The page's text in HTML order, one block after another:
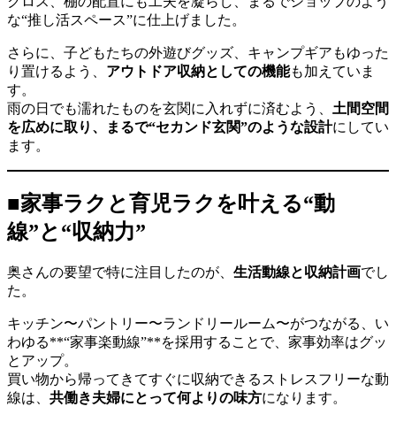
な“推し活スペース”に仕上げました。
さらに、子どもたちの外遊びグッズ、キャンプギアもゆった
り置けるよう、 アウトドア収納としての機能も加えていま
す。
雨の日でも濡れたものを玄関に入れずに済むよう、 土間空間
を広めに取り、まるで“セカンド玄関”のような設計にしてい
ます。
■家事ラクと育児ラクを叶える“動
線”と“収納力”
奥さんの要望で特に注目したのが、 生活動線と収納計画でし
た。
キッチン〜パントリー〜ランドリールーム〜がつながる、い
わゆる**“家事楽動線”**を採用することで、家事効率はグッ
とアップ。
買い物から帰ってきてすぐに収納できるストレスフリーな動
線は、 共働き夫婦にとって何よりの味方になります。